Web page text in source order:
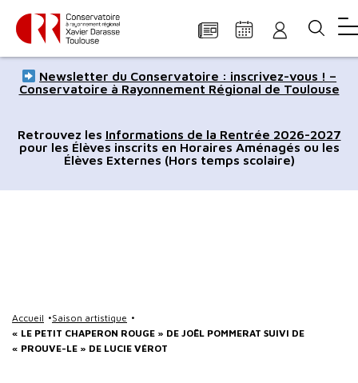
Aller
au
principal
à
navigation
à
recherche
au
de
page
au
du
site
Newsletter du Conservatoire : inscrivez-vous ! –
Conservatoire à Rayonnement Régional de Toulouse
Retrouvez les Informations de la Rentrée 2026-2027
pour les Élèves inscrits en Horaires Aménagés ou les
Élèves Externes (Hors temps scolaire)
Accueil
Saison artistique
« LE PETIT CHAPERON ROUGE » DE JOËL POMMERAT SUIVI DE
« PROUVE-LE » DE LUCIE VÉROT
Panneau de gestion des cookies